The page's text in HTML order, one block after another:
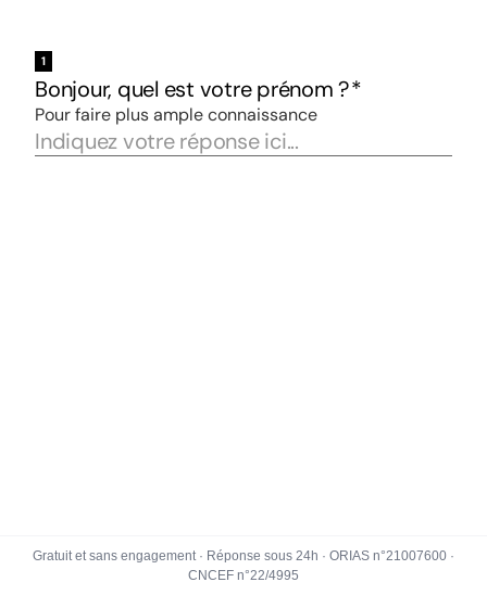
Gratuit et sans engagement · Réponse sous 24h · ORIAS n°21007600 ·
CNCEF n°22/4995